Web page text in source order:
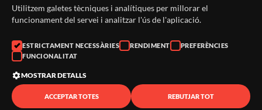
SUBSCRIU-TE AL BUTLLETÍ
Telèfon:
938046359
Correu:
© 2026 ·FestaCatalunya
— Tots els drets reservats · Web
Utilitzem galetes tècniques i analítiques per millorar el
funcionament del servei i analitzar l'ús de l'aplicació.
ESTRICTAMENT NECESSÀRIES RENDIMENT
PREFERÈNCIES
FUNCIONALITAT
MOSTRAR DETALLS
ACCEPTAR TOTES REBUTJAR TOT